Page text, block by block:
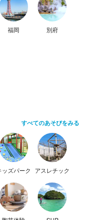
福岡 別府
すべてのあそびをみる
ッズパーク アスレチック